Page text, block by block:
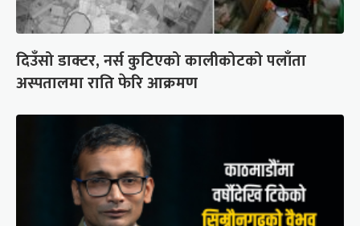
दिउँसो डाक्टर, नर्स कुटिएको कालीकोटको पलाँता
अस्पतालमा राति फेरि आक्रमण